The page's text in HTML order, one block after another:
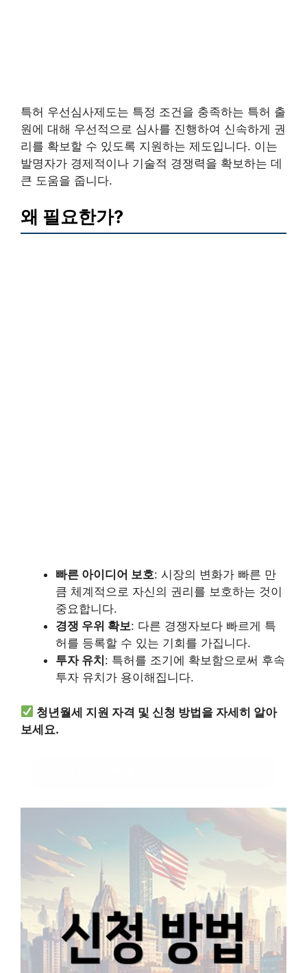
특허 우선심사제도는 특정 조건을 충족하는 특허 출
원에 대해 우선적으로 심사를 진행하여 신속하게 권
리를 확보할 수 있도록 지원하는 제도입니다. 이는
발명자가 경제적이나 기술적 경쟁력을 확보하는 데
큰 도움을 줍니다.
왜 필요한가?
빠른 아이디어 보호: 시장의 변화가 빠른 만
큼 체계적으로 자신의 권리를 보호하는 것이
중요합니다.
경쟁 우위 확보: 다른 경쟁자보다 빠르게 특
허를 등록할 수 있는 기회를 가집니다.
투자 유치 : 특허를 조기에 확보함으로써 후속
투자 유치가 용이해집니다.
청년월세 지원 자격 및 신청 방법을 자세히 알아
보세요.